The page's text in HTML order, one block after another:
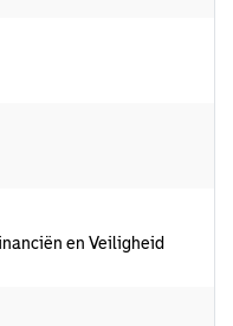
en Veiligheid